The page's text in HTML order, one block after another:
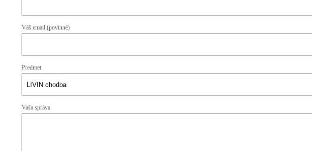
Váš email (povinné)
Predmet
Vaša správa